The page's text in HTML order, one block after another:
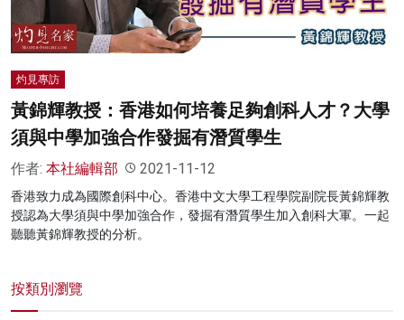
灼見活動
灼見專訪
黃錦輝教授：香港如何培養足夠創科人才？大學
須與中學加強合作發掘有潛質學生
作者: 本社編輯部 2021-11-12
香港致力成為國際創科中心。香港中文大學工程學院副院長黃錦輝教
授認為大學須與中學加強合作，發掘有潛質學生加入創科大軍。一起
聽聽黃錦輝教授的分析。
按類別瀏覽